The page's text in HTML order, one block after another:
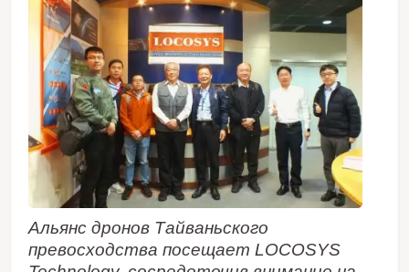
Альянс дронов Тайваньского
превосходства посещает LOCOSYS